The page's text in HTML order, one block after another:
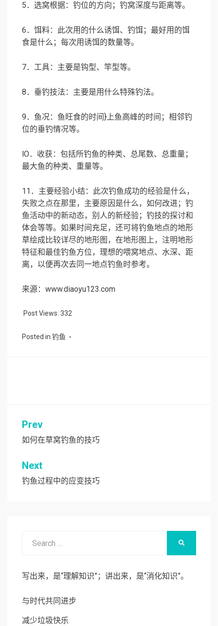
5．选窝根据：钓位的方向；钓窝深度与距离等。
6．饵料：此次用的什么诱饵、钓饵；最好用的饵
食是什么；每次用诱饵的数量等。
7．工具：主要是钩型、竿型等。
8．垂钓技法：主要是用什么特殊钓法。
9．鱼况：鱼旺食的时间}上鱼高峰的时间；相邻钓
位的垂钓情况等。
lO．收获：包括所钓鱼的种类、总尾数、总重量；
最大鱼的种类、重量等。
11．主要经验小结：此次钓鱼成功的经验是什么，
失败之点在那里，主要原因是什么，如何改进；钓
鱼活动中的新动态，别人的新经验；钓技的探讨和
体会等等。如果时间充足，还可将钓鱼地点的地形
草绘成比较详尽的地形图，在地形图上，注明地形
特征和最佳钓鱼方位，理想的喂窝地点、水深、距
离，以便再次去同一地点钓鱼时参考。
来源：www.diaoyu123.com
Post Views: 332
Posted in 钓鱼
文
章
导
航
Prev
如何在草窝钓鱼的技巧
Next
钓鱼过程中的应变技巧
写出来，是“理解知识”；讲出来，是“消化知识”。
与时代共同进步
减少垃圾快乐